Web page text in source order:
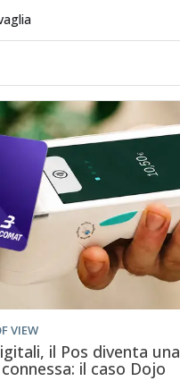
VIEW
il Pos diventa una
il caso Dojo